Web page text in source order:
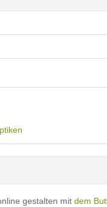
gestalten mit dem